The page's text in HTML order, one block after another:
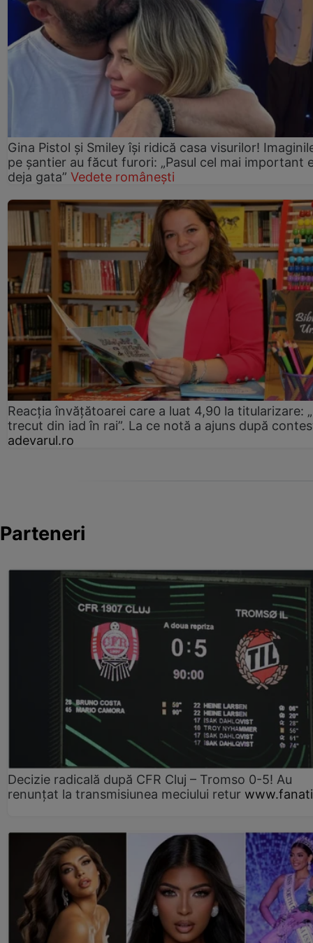
Gina Pistol și Smiley își ridică casa visurilor!
pe șantier au făcut furori: „Pasul cel mai important
deja gata” Vedete românești
Reacția învățătoarei care a luat 4,90 la titularizare:
trecut din iad în rai”. La ce notă a ajuns după
adevarul.ro
Parteneri
Decizie radicală după CFR Cluj – Tromso 0-5! Au
renunțat la transmisiunea meciului retur